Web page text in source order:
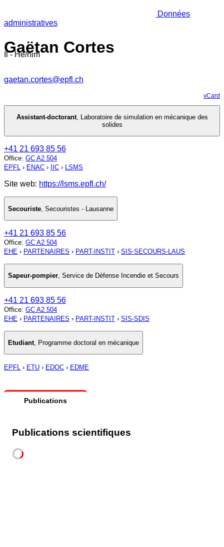
Données
administratives
Gaëtan Cortes
Il - He/him
gaetan.cortes@epfl.ch
vCard
Assistant-doctorant,
Laboratoire de simulation en mécanique des
solides
+41 21 693 85 56
Office: GC A2 504
EPFL › ENAC › IIC › LSMS
Site web: https://lsms.epfl.ch/
Secouriste Secouristes - Lausanne
+41 21 693 85 56
Office: GC A2 504
EHE › PARTENAIRES › PART-INSTIT › SIS-SECOURS-LAUS
Sapeur-pompier, Service de Défense Incendie et Secours
+41 21 693 85 56
Office: GC A2 504
EHE › PARTENAIRES › PART-INSTIT › SIS-SDIS
Etudiant Programme doctoral en mécanique
EPFL › ETU › EDOC › EDME
Publications
Publications scientifiques